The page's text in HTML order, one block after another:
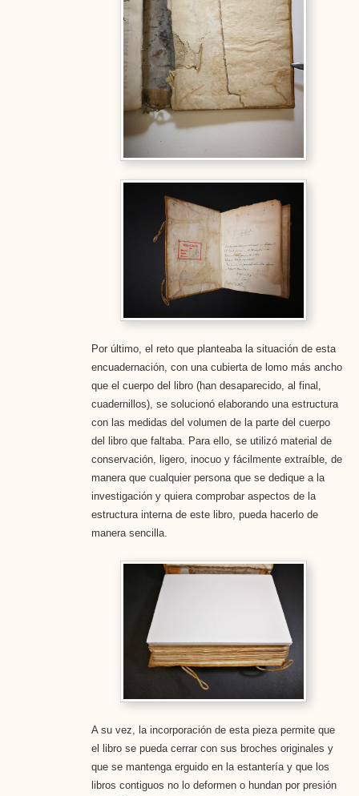
Por último, el reto que planteaba la situación de esta
encuadernación, con una cubierta de lomo más ancho
que el cuerpo del libro (han desaparecido, al final,
cuadernillos), se solucionó elaborando una estructura
con las medidas del volumen de la parte del cuerpo
del libro que faltaba. Para ello, se utilizó material de
conservación, ligero, inocuo y fácilmente extraíble, de
manera que cualquier persona que se dedique a la
investigación y quiera comprobar aspectos de la
estructura interna de este libro, pueda hacerlo de
manera sencilla.
A su vez, la incorporación de esta pieza permite que
el libro se pueda cerrar con sus broches originales y
que se mantenga erguido en la estantería y que los
libros contiguos no lo deformen o hundan por presión